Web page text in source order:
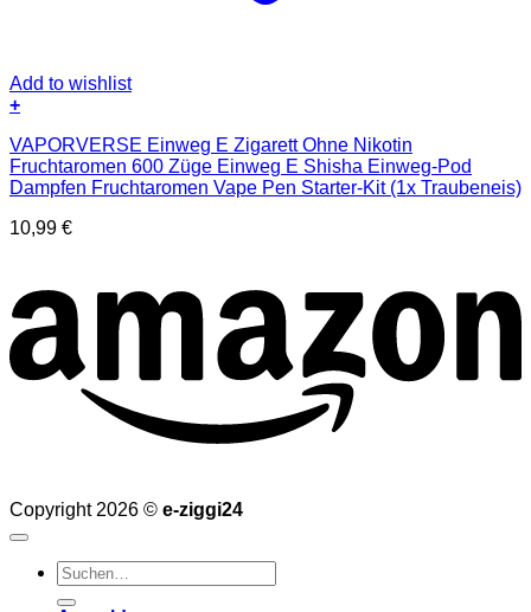
Add to wishlist
+
Produkt
weist
mehrere
auf.
können
auf
der
Produktseite
gewählt
VAPORVERSE Einweg E Zigarett Ohne Nikotin
Fruchtaromen 600 Züge Einweg E Shisha Einweg-Pod
Dampfen Fruchtaromen Vape Pen Starter-Kit (1x Traubeneis)
10,99 €
Copyright 2026 © e-ziggi24
Suchen
nach: